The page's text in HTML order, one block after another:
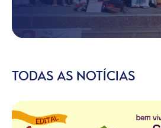
TODAS AS NOTÍCIAS